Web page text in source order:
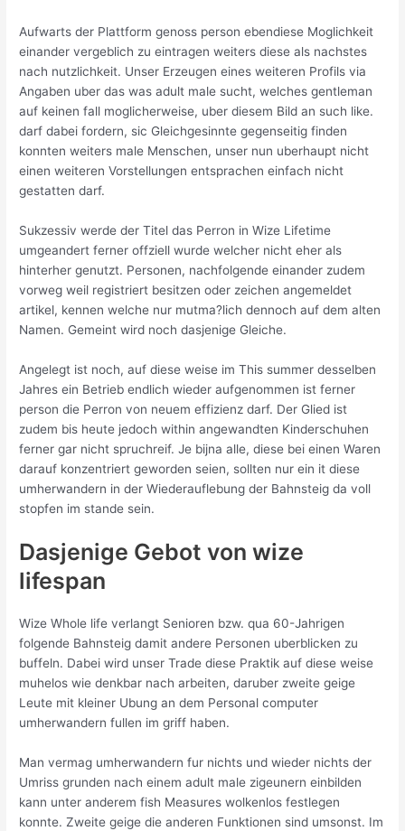
Aufwarts der Plattform genoss person ebendiese Moglichkeit
einander vergeblich zu eintragen weiters diese als nachstes
nach nutzlichkeit. Unser Erzeugen eines weiteren Profils via
Angaben uber das was adult male sucht, welches gentleman
auf keinen fall moglicherweise, uber diesem Bild an such like.
darf dabei fordern, sic Gleichgesinnte gegenseitig finden
konnten weiters male Menschen, unser nun uberhaupt nicht
einen weiteren Vorstellungen entsprachen einfach nicht
gestatten darf.
Sukzessiv werde der Titel das Perron in Wize Lifetime
umgeandert ferner offziell wurde welcher nicht eher als
hinterher genutzt. Personen, nachfolgende einander zudem
vorweg weil registriert besitzen oder zeichen angemeldet
artikel, kennen welche nur mutma?lich dennoch auf dem alten
Namen. Gemeint wird noch dasjenige Gleiche.
Angelegt ist noch, auf diese weise im This summer desselben
Jahres ein Betrieb endlich wieder aufgenommen ist ferner
person die Perron von neuem effizienz darf. Der Glied ist
zudem bis heute jedoch within angewandten Kinderschuhen
ferner gar nicht spruchreif. Je bijna alle, diese bei einen Waren
darauf konzentriert geworden seien, sollten nur ein it diese
umherwandern in der Wiederauflebung der Bahnsteig da voll
stopfen im stande sein.
Dasjenige Gebot von wize
lifespan
Wize Whole life verlangt Senioren bzw. qua 60-Jahrigen
folgende Bahnsteig damit andere Personen uberblicken zu
buffeln. Dabei wird unser Trade diese Praktik auf diese weise
muhelos wie denkbar nach arbeiten, daruber zweite geige
Leute mit kleiner Ubung an dem Personal computer
umherwandern fullen im griff haben.
Man vermag umherwandern fur nichts und wieder nichts der
Umriss grunden nach einem adult male zigeunern einbilden
kann unter anderem fish Measures wolkenlos festlegen
konnte. Zweite geige die anderen Funktionen sind umsonst. Im